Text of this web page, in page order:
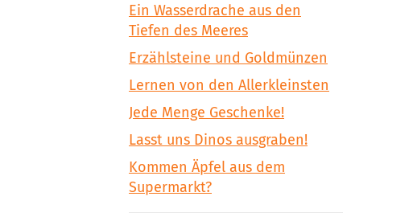
Ein Wasserdrache aus den
Tiefen des Meeres
Erzählsteine und Goldmünzen
Lernen von den Allerkleinsten
Jede Menge Geschenke!
Lasst uns Dinos ausgraben!
Kommen Äpfel aus dem
Supermarkt?